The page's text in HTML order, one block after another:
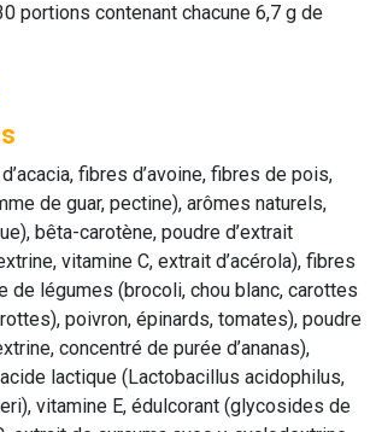
portions contenant chacune 6,7 g de
fibres d’avoine, fibres de pois,
de guar, pectine), arômes naturels,
bêta-carotène, poudre d’extrait
vitamine C, extrait d’acérola), fibres
de légumes (brocoli, chou blanc, carottes
poivron, épinards, tomates), poudre
concentré de purée d’ananas),
lactique (Lactobacillus acidophilus,
vitamine E, édulcorant (glycosides de